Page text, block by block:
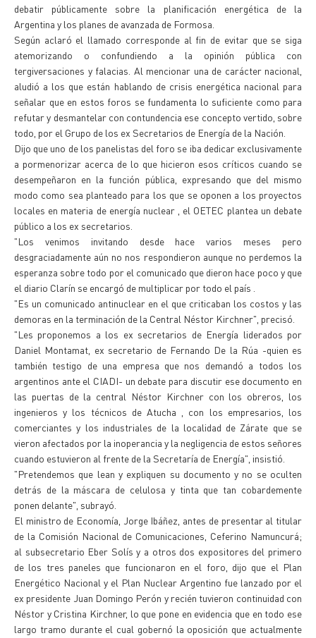
debatir públicamente sobre la planificación energética de la
Argentina y los planes de avanzada de Formosa.
Según aclaró el llamado corresponde al fin de evitar que se siga
atemorizando o confundiendo a la opinión pública con
tergiversaciones y falacias. Al mencionar una de carácter nacional,
aludió a los que están hablando de crisis energética nacional para
señalar que en estos foros se fundamenta lo suficiente como para
refutar y desmantelar con contundencia ese concepto vertido, sobre
todo, por el Grupo de los ex Secretarios de Energía de la Nación.
Dijo que uno de los panelistas del foro se iba dedicar exclusivamente
a pormenorizar acerca de lo que hicieron esos críticos cuando se
desempeñaron en la función pública, expresando que del mismo
modo como sea planteado para los que se oponen a los proyectos
locales en materia de energía nuclear , el OETEC plantea un debate
público a los ex secretarios.
"Los venimos invitando desde hace varios meses pero
desgraciadamente aún no nos respondieron aunque no perdemos la
esperanza sobre todo por el comunicado que dieron hace poco y que
el diario Clarín se encargó de multiplicar por todo el país .
"Es un comunicado antinuclear en el que criticaban los costos y las
demoras en la terminación de la Central Néstor Kirchner", precisó.
"Les proponemos a los ex secretarios de Energía liderados por
Daniel Montamat, ex secretario de Fernando De la Rúa -quien es
también testigo de una empresa que nos demandó a todos los
argentinos ante el CIADI- un debate para discutir ese documento en
las puertas de la central Néstor Kirchner con los obreros, los
ingenieros y los técnicos de Atucha , con los empresarios, los
comerciantes y los industriales de la localidad de Zárate que se
vieron afectados por la inoperancia y la negligencia de estos señores
cuando estuvieron al frente de la Secretaría de Energía", insistió.
"Pretendemos que lean y expliquen su documento y no se oculten
detrás de la máscara de celulosa y tinta que tan cobardemente
ponen delante", subrayó.
El ministro de Economía, Jorge Ibáñez, antes de presentar al titular
de la Comisión Nacional de Comunicaciones, Ceferino Namuncurá;
al subsecretario Eber Solís y a otros dos expositores del primero
de los tres paneles que funcionaron en el foro, dijo que el Plan
Energético Nacional y el Plan Nuclear Argentino fue lanzado por el
ex presidente Juan Domingo Perón y recién tuvieron continuidad con
Néstor y Cristina Kirchner, lo que pone en evidencia que en todo ese
largo tramo durante el cual gobernó la oposición que actualmente